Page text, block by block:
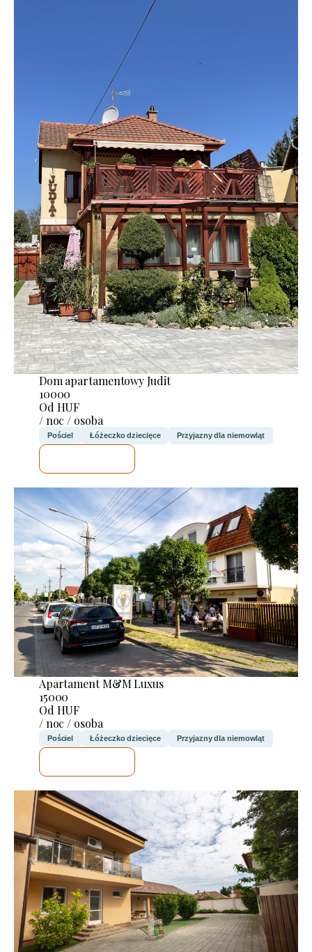
Dom apartamentowy Judit
10000
Od HUF
/ noc / osoba
Pościel Łóżeczko dziecięce Przyjazny dla niemowląt
Apartament M&M Luxus
15000
Od HUF
/ noc / osoba
Pościel Łóżeczko dziecięce Przyjazny dla niemowląt